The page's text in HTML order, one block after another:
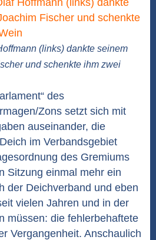
(links) dankte seinem
und schenkte ihm zwei
des
Zons setzt sich mit
auseinander, die
im Verbandsgebiet
des Gremiums
Sitzung einmal mehr ein
der Deichverband und eben
vielen Jahren und in der
müssen: die fehlerbehaftete
Vergangenheit. Anschaulich